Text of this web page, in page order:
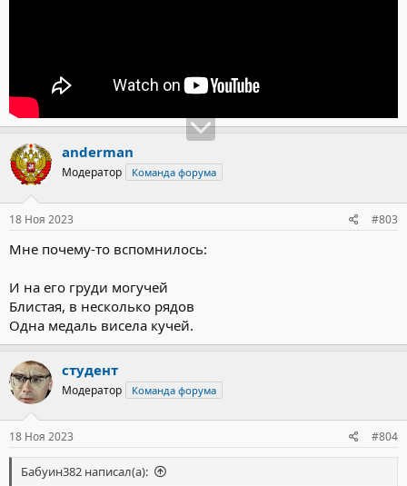
anderman
Модератор Команда форума
18 Ноя 2023 #803
Мне почему-то вспомнилось:
И на его груди могучей
Блистая, в несколько рядов
Одна медаль висела кучей.
студент
Модератор Команда форума
18 Ноя 2023 #804
Бабуин382 написал(а):